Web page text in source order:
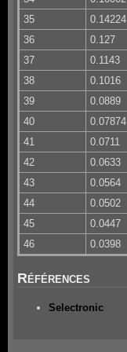
35
0.14224
36
0.127
37
0.1143
38
0.1016
39
0.0889
40
0.07874
41
0.0711
42
0.0633
43
0.0564
44
0.0502
45
0.0447
46
0.0398
Références
Selectronic